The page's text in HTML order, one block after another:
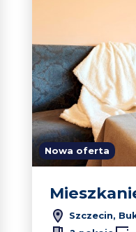
Nowa oferta
Szczecin,